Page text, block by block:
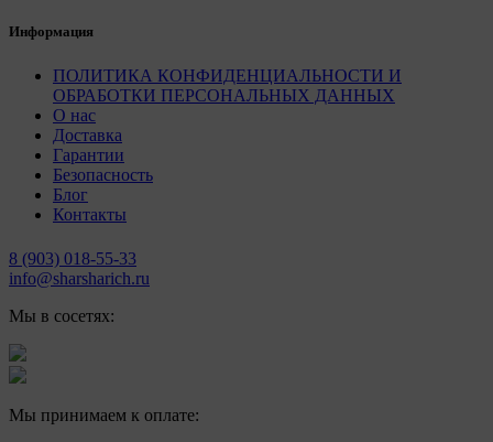
Информация
ПОЛИТИКА КОНФИДЕНЦИАЛЬНОСТИ И
ОБРАБОТКИ ПЕРСОНАЛЬНЫХ ДАННЫХ
О нас
Доставка
Гарантии
Безопасность
Блог
Контакты
8 (903) 018-55-33
info@sharsharich.ru
Мы в сосетях:
Мы принимаем к оплате: